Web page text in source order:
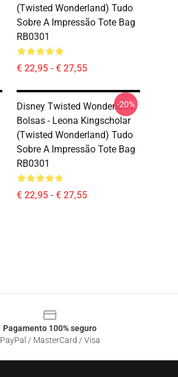
(Twisted Wonderland) Tudo
Sobre A Impressão Tote Bag
RB0301
€ 22,95 - € 27,55
Disney Twisted Wonderland
Bolsas - Leona Kingscholar
(Twisted Wonderland) Tudo
Sobre A Impressão Tote Bag
RB0301
€ 22,95 - € 27,55
-20%
Pagamento 100% seguro
PayPal / MasterCard / Visa